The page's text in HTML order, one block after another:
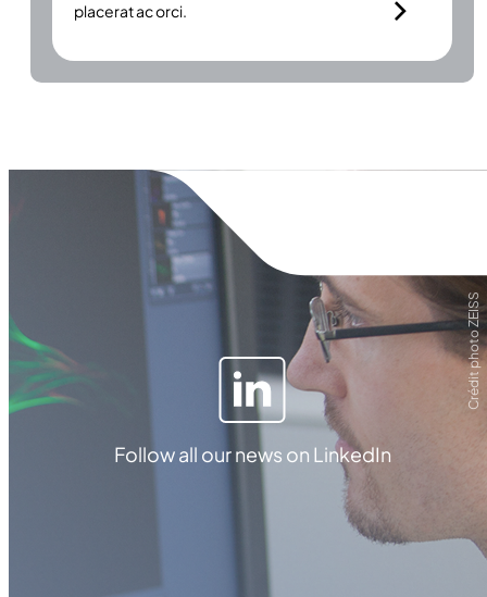
placerat ac orci.
Follow all our news on LinkedIn
Crédit photo ZEISS